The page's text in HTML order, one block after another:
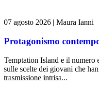
07 agosto 2026 | Maura Ianni
Protagonismo
Temptation Island e il numero
sulle scelte dei giovani che
trasmissione intrisa...